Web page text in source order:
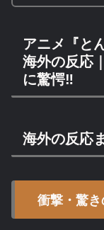
アニメ『と
海外の反応
に驚愕‼
海外の反応
衝撃・驚